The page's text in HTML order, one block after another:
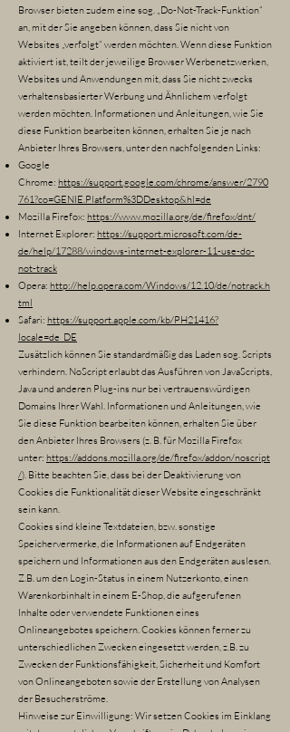
Browser bieten zudem eine sog. „Do-Not-Track-Funktion“
an, mit der Sie angeben können, dass Sie nicht von
Websites „verfolgt“ werden möchten. Wenn diese Funktion
aktiviert ist, teilt der jeweilige Browser Werbenetzwerken,
Websites und Anwendungen mit, dass Sie nicht zwecks
verhaltensbasierter Werbung und Ähnlichem verfolgt
werden möchten. Informationen und Anleitungen, wie Sie
diese Funktion bearbeiten können, erhalten Sie je nach
Anbieter Ihres Browsers, unter den nachfolgenden Links:
Google
Chrome: https://support.google.com/chrome/answer/2790
761?co=GENIE.Platform%3DDesktop&hl=de
Mozilla Firefox: https://www.mozilla.org/de/firefox/dnt/
Internet Explorer: https://support.microsoft.com/de-
de/help/17288/windows-internet-explorer-11-use-do-
not-track
Opera: http://help.opera.com/Windows/12.10/de/notrack.h
tml
Safari: https://support.apple.com/kb/PH21416?
locale=de_DE
Zusätzlich können Sie standardmäßig das Laden sog. Scripts
verhindern. NoScript erlaubt das Ausführen von JavaScripts,
Java und anderen Plug-ins nur bei vertrauenswürdigen
Domains Ihrer Wahl. Informationen und Anleitungen, wie
Sie diese Funktion bearbeiten können, erhalten Sie über
den Anbieter Ihres Browsers (z. B. für Mozilla Firefox
unter: https://addons.mozilla.org/de/firefox/addon/noscript
/). Bitte beachten Sie, dass bei der Deaktivierung von
Cookies die Funktionalität dieser Website eingeschränkt
sein kann.
Cookies sind kleine Textdateien, bzw. sonstige
Speichervermerke, die Informationen auf Endgeräten
speichern und Informationen aus den Endgeräten auslesen.
Z.B. um den Login-Status in einem Nutzerkonto, einen
Warenkorbinhalt in einem E-Shop, die aufgerufenen
Inhalte oder verwendete Funktionen eines
Onlineangebotes speichern. Cookies können ferner zu
unterschiedlichen Zwecken eingesetzt werden, z.B. zu
Zwecken der Funktionsfähigkeit, Sicherheit und Komfort
von Onlineangeboten sowie der Erstellung von Analysen
der Besucherströme.
Hinweise zur Einwilligung: Wir setzen Cookies im Einklang